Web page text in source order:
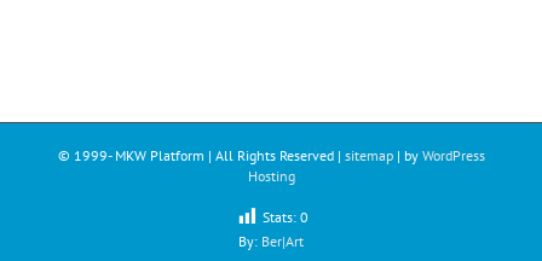
wijzer?
© 1999-MKW Platform | All Rights Reserved | sitemap| by WordPress
Hosting
Stats: 0
By: Ber|Art